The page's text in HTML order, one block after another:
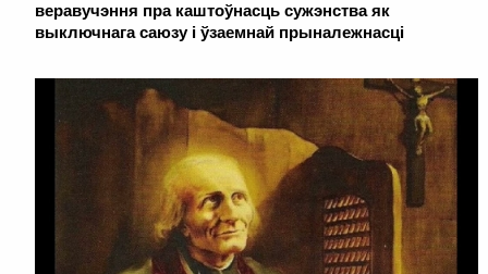
веравучэння пра каштоўнасць сужэнства як
выключнага саюзу і ўзаемнай прыналежнасці